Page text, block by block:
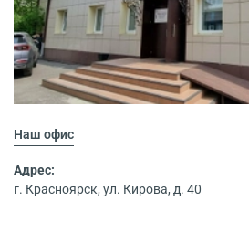
Наш офис
Адрес:
г. Красноярск, ул. Кирова, д. 40